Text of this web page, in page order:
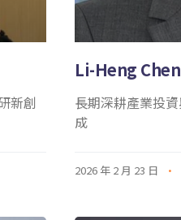
新創
Li-Heng Chen
長期深耕產業投
成
2026 年 2 月 23 日